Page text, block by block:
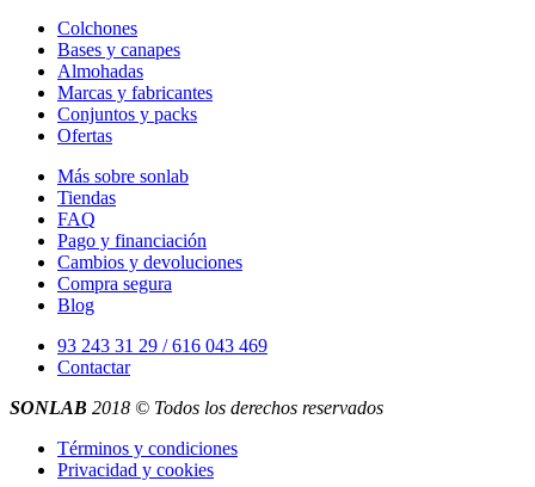
Colchones
Bases y canapes
Almohadas
Marcas y fabricantes
Conjuntos y packs
Ofertas
Más sobre sonlab
Tiendas
FAQ
Pago y financiación
Cambios y devoluciones
Compra segura
Blog
93 243 31 29 / 616 043 469
Contactar
SONLAB 2018 © Todos los derechos reservados
Términos y condiciones
Privacidad y cookies